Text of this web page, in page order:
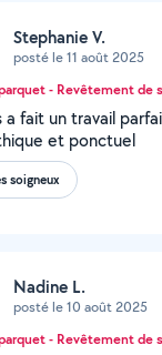
Stephanie V.
posté le 11 août 2025
- Revêtement de
a fait un travail
et ponctuel
soigneux
Nadine L.
posté le 10 août 2025
- Revêtement de